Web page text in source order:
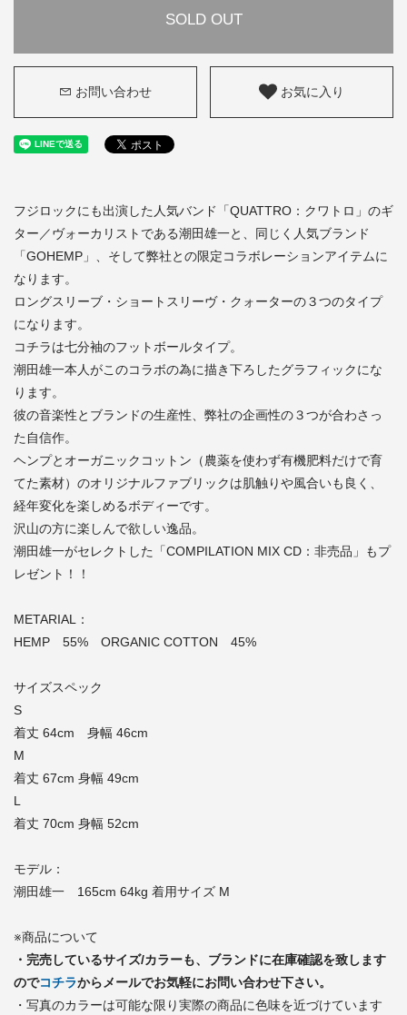
SOLD OUT
お問い合わせ お気に入り
フジロックにも出演した人気バンド「QUATTRO：クワトロ」のギ
ター／ヴォーカリストである潮田雄一と、同じく人気ブランド
「GOHEMP」、そして弊社との限定コラボレーションアイテムに
なります。
ロングスリーブ・ショートスリーヴ・クォーターの３つのタイプ
になります。
コチラは七分袖のフットボールタイプ。
潮田雄一本人がこのコラボの為に描き下ろしたグラフィックにな
ります。
彼の音楽性とブランドの生産性、弊社の企画性の３つが合わさっ
た自信作。
ヘンプとオーガニックコットン（農薬を使わず有機肥料だけで育
てた素材）のオリジナルファブリックは肌触りや風合いも良く、
経年変化を楽しめるボディーです。
沢山の方に楽しんで欲しい逸品。
潮田雄一がセレクトした「COMPILATION MIX CD：非売品」もプ
レゼント！！
METARIAL：
HEMP 55% ORGANIC COTTON 45%
サイズスペック
S
着丈 64cm 身幅 46cm
M
着丈 67cm 身幅 49cm
L
着丈 70cm 身幅 52cm
モデル：
潮田雄一 165cm 64kg 着用サイズ M
※商品について
・完売しているサイズ/カラーも、ブランドに在庫確認を致します
のでコチラからメールでお気軽にお問い合わせ下さい。
・写真のカラーは可能な限り実際の商品に色味を近づけています